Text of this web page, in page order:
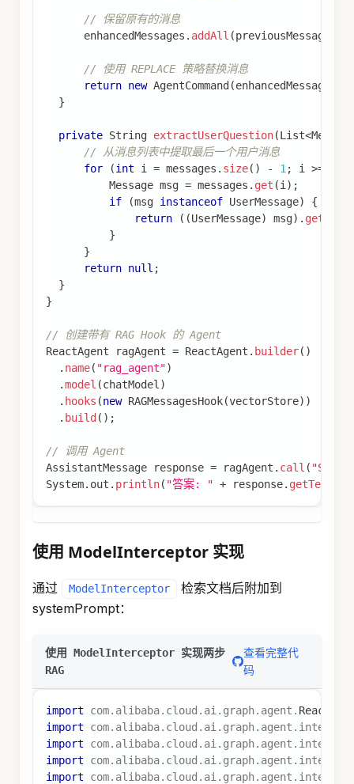
// 保留原有的消息
      enhancedMessages
. addAll (previousMessages
// 使用 REPLACE 策略替换消息
return new AgentCommand (enhancedMessages
}
private String extractUserQuestion(List<
// 从消息列表中提取最后一个用户消息
for
(int i = messages . size( ) - 1; i >=
Message msg = messages . get (i) ;
if
(msg instanceof UserMessage)
{
return
( (UserMessage) msg) . getText
}
}
return null ;
}
}
// 创建带有 RAG Hook 的 Agent
ReactAgent ragAgent = ReactAgent . builder( )
. name( "rag_agent")
.model (chatModel)
. hooks (new RAGMessagesHook(vectorStore) )
. build ( ) ;
// 调用 Agent
AssistantMessage response = ragAgent . call (
System. out . println( "答案: " + response. getText
使用 ModelInterceptor 实现
通过 ModelInterceptor
检索文档后附加到
systemPrompt：
使用 ModelInterceptor 实现两步
RAG
查看完整代
码
import com. alibaba. cloud . ai . graph. agent .
import
com. alibaba. cloud . ai . graph. agent .
import
com. alibaba. cloud . ai . graph. agent .
import
com. alibaba. cloud . ai . graph. agent .
import
com. alibaba. cloud . ai . graph. agent .